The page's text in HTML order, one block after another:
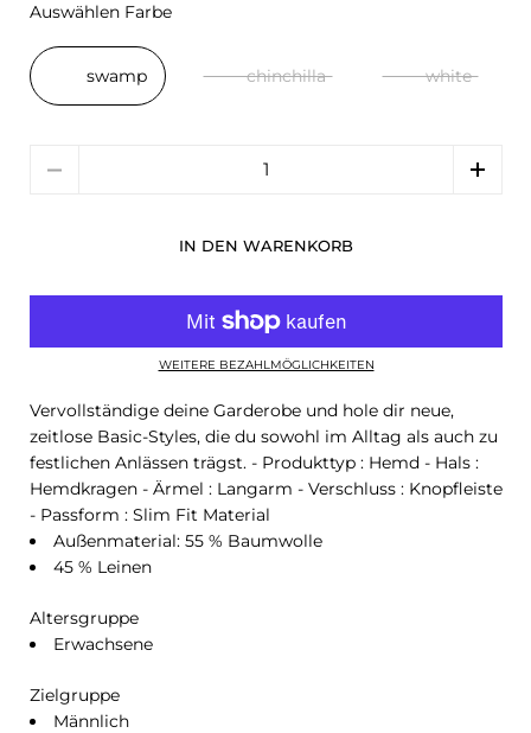
Auswählen Farbe
swamp chinchilla white
IN DEN WARENKORB
WEITERE BEZAHLMÖGLICHKEITEN
Vervollständige deine Garderobe und hole dir neue,
zeitlose Basic-Styles, die du sowohl im Alltag als auch zu
festlichen Anlässen trägst. - Produkttyp : Hemd - Hals :
Hemdkragen - Ärmel : Langarm - Verschluss : Knopfleiste
- Passform : Slim Fit Material
Außenmaterial: 55 % Baumwolle
45 % Leinen
Altersgruppe
Erwachsene
Zielgruppe
Männlich